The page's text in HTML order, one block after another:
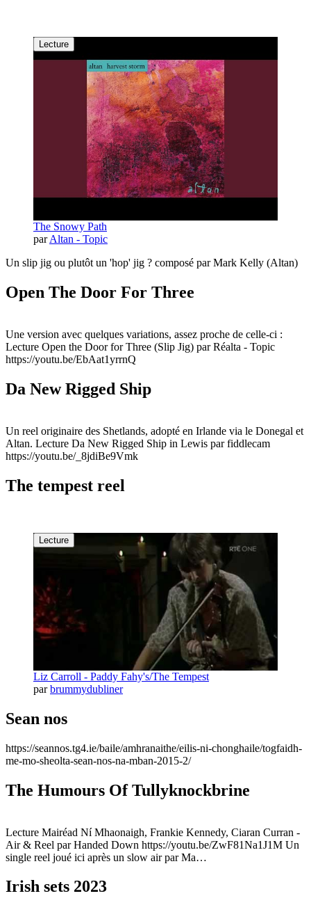
Lecture
The Snowy Path
parAltan - Topic
Un slip jig ou plutôt un 'hop' jig ? composé par Mark Kelly (Altan)
Open The Door For Three
Une version avec quelques variations, assez proche de celle-ci :
Lecture Open the Door for Three (Slip Jig) par Réalta - Topic
https://youtu.be/EbAat1yrrnQ
Da New Rigged Ship
Un reel originaire des Shetlands, adopté en Irlande via le Donegal et
Altan. Lecture Da New Rigged Ship in Lewis par fiddlecam
https://youtu.be/_8jdiBe9Vmk
The tempest reel
Lecture
Liz Carroll - Paddy Fahy's/The Tempest
parbrummydubliner
Sean nos
https://seannos.tg4.ie/baile/amhranaithe/eilis-ni-chonghaile/togfaidh-
me-mo-sheolta-sean-nos-na-mban-2015-2/
The Humours Of Tullyknockbrine
Lecture Mairéad Ní Mhaonaigh, Frankie Kennedy, Ciaran Curran -
Air & Reel par Handed Down https://youtu.be/ZwF81Na1J1M Un
single reel joué ici après un slow air par Ma…
Irish sets 2023